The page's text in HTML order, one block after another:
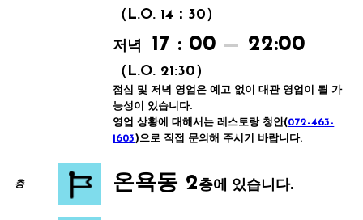
（L.O. 14：30）
저녁 17 : 00 22:00
（L.O. 21:30）
점심 및 저녁 영업은 예고 없이 대관 영업이 될 가
능성이 있습니다.
영업 상황에 대해서는 레스토랑 청안(072-463-
1603)으로 직접 문의해 주시기 바랍니다.
층 온욕동 2층에 있습니다.